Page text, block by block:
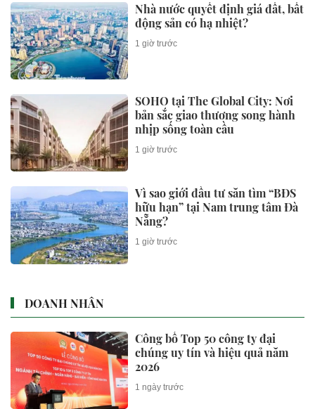
Nhà nước quyết định giá đất, bất
động sản có hạ nhiệt?
1 giờ trước
SOHO tại The Global City: Nơi
bản sắc giao thương song hành
nhịp sống toàn cầu
1 giờ trước
Vì sao giới đầu tư săn tìm “BĐS
hữu hạn” tại Nam trung tâm Đà
Nẵng?
1 giờ trước
DOANH NHÂN
Công bố Top 50 công ty đại
chúng uy tín và hiệu quả năm
2026
1 ngày trước